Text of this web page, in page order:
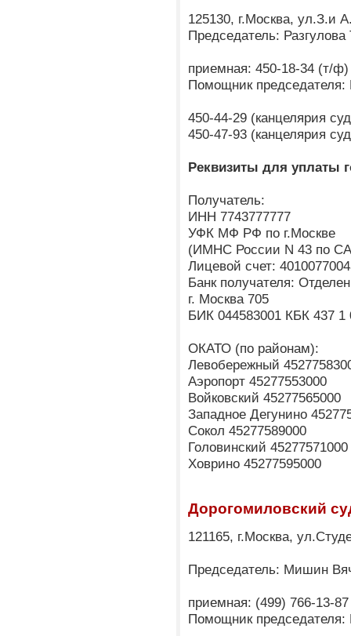
125130, г.Москва, ул.З.и
Председатель:
приемная: 450-18-34 (т/ф)
Помощник
450-44-29 (канцелярия
450-47-93 (канцелярия
Реквизиты для уплаты
Получатель:
ИНН 7743777777
УФК МФ РФ по г.Москве
(ИМНС России N 43 по
Лицевой счет:
Банк получателя:
г. Москва 705
БИК 044583001 КБК 437 1
ОКАТО (по районам):
Левобережный
Аэропорт 45277553000
Войковский 45277565000
Западное Дегунино
Сокол 45277589000
Головинский 45277571000
Ховрино 45277595000
Дорогомиловский
121165, г.Москва,
Председатель: Мишин
приемная: (499) 766-13-
Помощник председателя: